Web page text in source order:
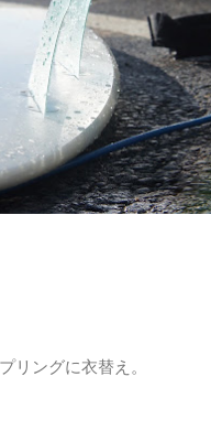
リングに衣替え。